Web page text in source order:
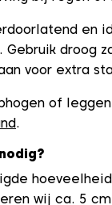
en
droog
voor extra
of
.
wij ca. 5